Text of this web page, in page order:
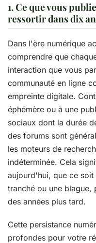
1. Ce que vous
ressortir dans dix
Dans l'ère numérique
comprendre que
interaction que vous
communauté en ligne
empreinte digitale.
éphémère ou à une
sociaux dont la durée
des forums sont
les moteurs de
indéterminée. Cela
aujourd'hui, que ce
tranché ou une blague,
des années plus tard.
Cette persistance
profondes pour votre